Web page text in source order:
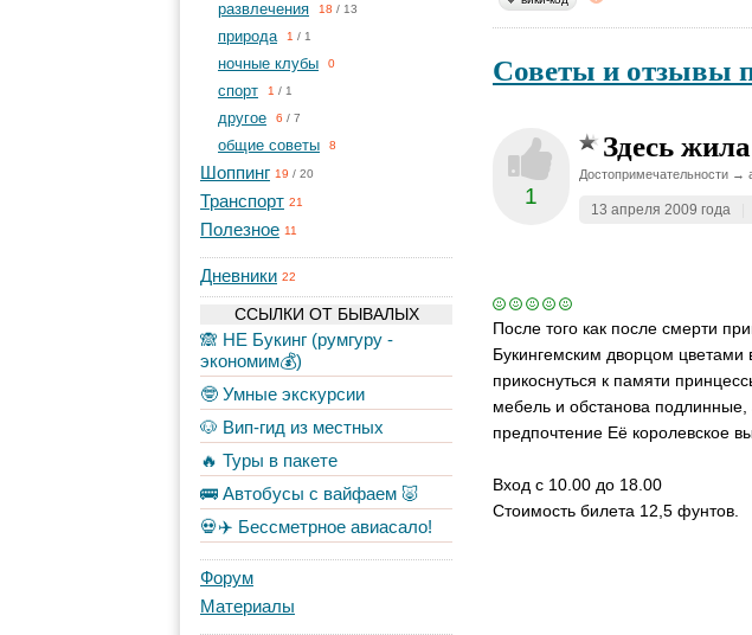
развлечения 18 / 13
природа 1 / 1
ночные клубы 0
спорт 1 / 1
другое 6 / 7
общие советы 8
Шоппинг 19 / 20
Транспорт 21
Полезное 11
Дневники 22
ССЫЛКИ ОТ БЫВАЛЫХ
🙈 НЕ Букинг (румгуру -
экономим💰)
🤓 Умные экскурсии
🐶 Вип-гид из местных
🔥 Туры в пакете
🚌 Автобусы с вайфаем 🐷
💀✈️ Бессметрное авиасало!
Форум
Материалы
Советы и отзывы
1
Здесь
Достопримечательности →
13 апреля 2009 года
После того как после смерти
Букингемским дворцом цветами
прикоснуться к памяти
мебель и обстанова
предпочтение Её королевское
Вход с 10.00 до 18.00
Стоимость билета 12,5 фунтов.